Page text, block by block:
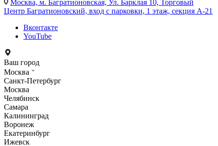
Москва, м. Багратионовская, Ул. Барклая 10, Торговый
Центр Багратионовский, вход с парковки, 1 этаж, секция А-21
Вконтакте
YouTube
Ваш город
Москва
Санкт-Петербург
Москва
Челябинск
Самара
Калининград
Воронеж
Екатеринбург
Ижевск